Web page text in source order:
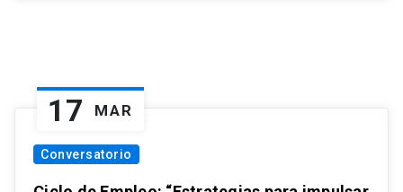
17 MAR
Conversatorio